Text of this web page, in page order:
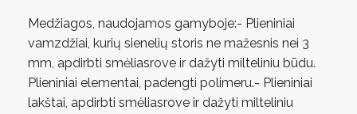
Medžiagos, naudojamos gamyboje:- Plieniniai
vamzdžiai, kurių sienelių storis ne mažesnis nei 3
mm, apdirbti smėliasrove ir dažyti milteliniu būdu.
Plieniniai elementai, padengti polimeru.- Plieniniai
lakštai, apdirbti smėliasrove ir dažyti milteliniu